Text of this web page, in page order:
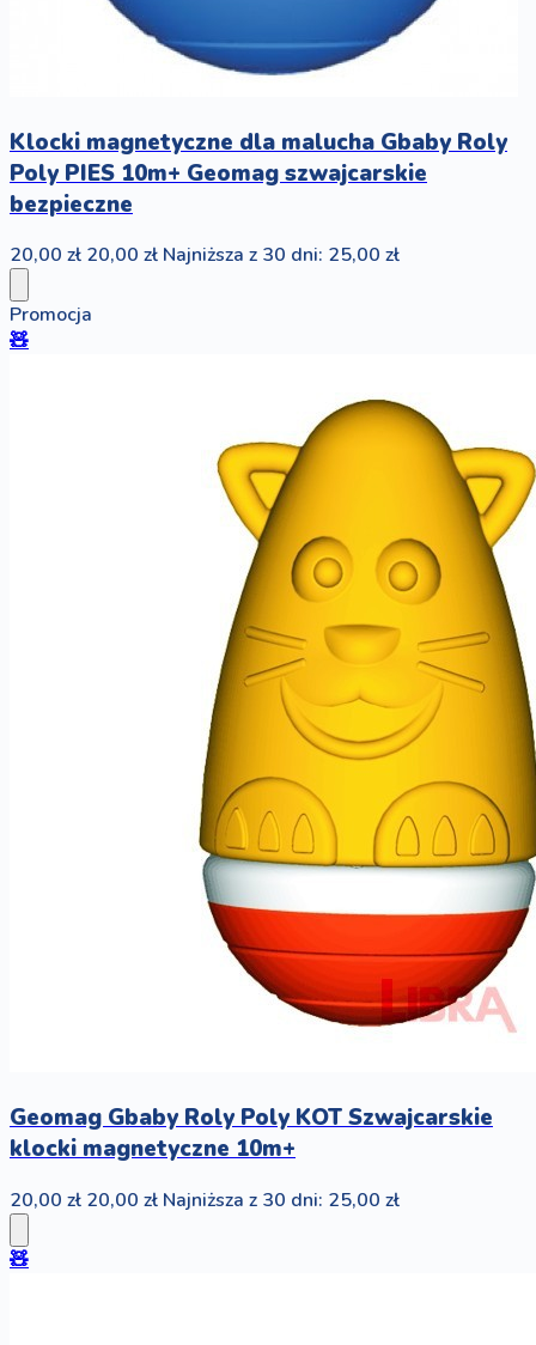
Klocki magnetyczne dla malucha Gbaby Roly
Poly PIES 10m+ Geomag szwajcarskie
bezpieczne
20,00 zł 20,00 zł Najniższa z 30 dni: 25,00 zł
Promocja
🧸
Geomag Gbaby Roly Poly KOT Szwajcarskie
klocki magnetyczne 10m+
20,00 zł 20,00 zł Najniższa z 30 dni: 25,00 zł
🧸